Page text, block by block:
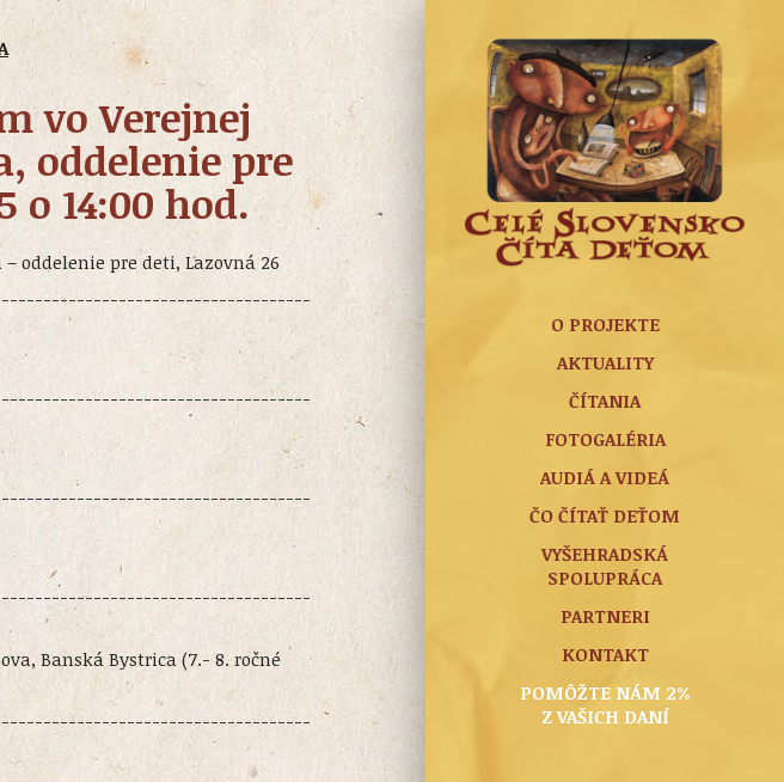
O PROJEKTE
AKTUALITY
ČÍTANIA
FOTOGALÉRIA
AUDIÁ A VIDEÁ
ČO ČÍTAŤ DEŤOM
VYŠEHRADSKÁ
SPOLUPRÁCA
PARTNERI
KONTAKT
POMÔŽTE NÁM 2%
Z VAŠICH DANÍ
vo Verejnej
oddelenie pre
o 14:00 hod.
oddelenie pre deti, Lazovná 26
Banská Bystrica (7.- 8. ročné